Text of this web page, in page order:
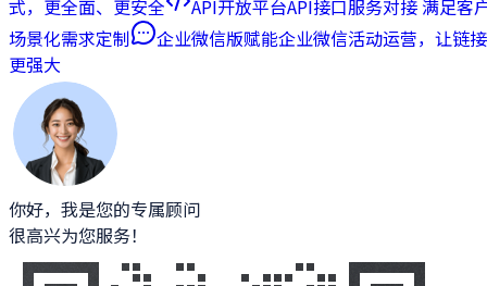
式，更全面、更安全
API开放平台API接口服务对接 满足客
场景化需求定制
企业微信版赋能企业微信活动运营，让链接
更强大
你好，我是您的专属顾问
很高兴为您服务！